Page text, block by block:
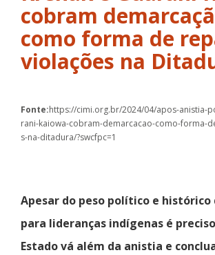
cobram
como forma de
violações na
Fonte:https://cimi.org.br/2024/04/apos-anistia-
rani-kaiowa-cobram-demarcacao-como-forma-
s-na-ditadura/?swcfpc=1
Apesar do peso político e histórico
para lideranças indígenas é
Estado vá além da anistia e